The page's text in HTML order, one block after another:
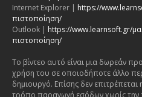
Internet Explorer | https://
πιστοποίηση/
Outlook | https://www.learnsoft.gr/
πιστοποίηση/
Το βίντεο αυτό είναι μια δωρεάν
χρήση του σε οποιοδήποτε άλλο
δημιουργό. Επίσης δεν
τρόπο παραγωγή εσόδων χωρίς